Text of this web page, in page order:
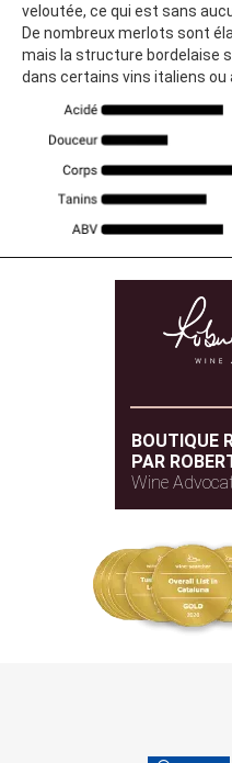
veloutée, ce qui est sans
De nombreux merlots sont
mais la structure bordelaise
dans certains vins italiens ou
BOUTIQUE
PAR
Wine